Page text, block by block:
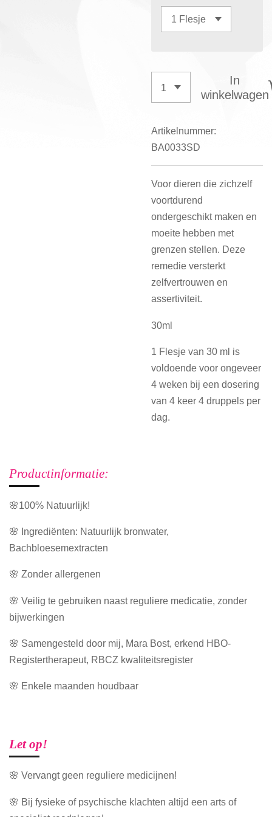
In
winkelwagen
Artikelnummer:
BA0033SD
Voor dieren die zichzelf
voortdurend
ondergeschikt maken en
moeite hebben met
grenzen stellen. Deze
remedie versterkt
zelfvertrouwen en
assertiviteit.
30ml
1 Flesje van 30 ml is
voldoende voor ongeveer
4 weken bij een dosering
van 4 keer 4 druppels per
dag.
Productinformatie:
🌸100% Natuurlijk!
🌸 Ingrediënten: Natuurlijk bronwater,
Bachbloesemextracten
🌸 Zonder allergenen
🌸 Veilig te gebruiken naast reguliere medicatie, zonder
bijwerkingen
🌸 Samengesteld door mij, Mara Bost, erkend HBO-
Registertherapeut, RBCZ kwaliteitsregister
🌸 Enkele maanden houdbaar
Let op!
🌸 Vervangt geen reguliere medicijnen!
🌸 Bij fysieke of psychische klachten altijd een arts of